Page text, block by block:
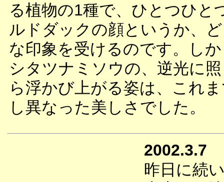
る植物の1種で、ひとつひと
ルドダックの顔というか、
な印象を受けるのです。し
シタツナミソウの、逆光に
ら浮かび上がる姿は、これ
し異なった美しさでした。
2002.3.7
昨日に続